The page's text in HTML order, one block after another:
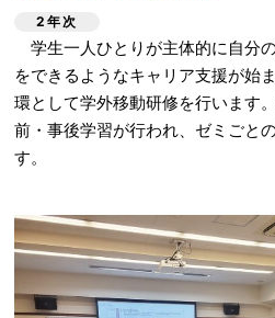
2年次
学生一人ひとりが主体的に自分
をできるようなキャリア支援が始
環として学外移動研修を行います
前・事後学習が行われ、ゼミごと
す。